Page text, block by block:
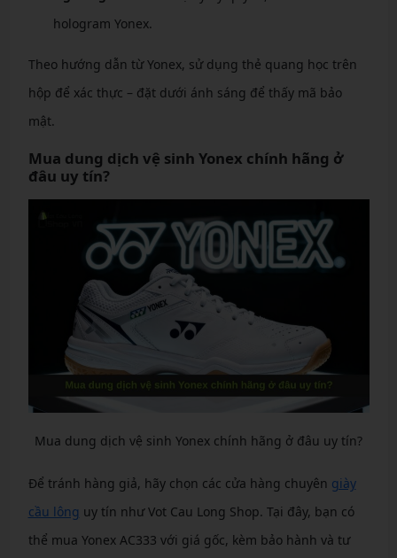
hologram Yonex.
Theo hướng dẫn từ Yonex, sử dụng thẻ quang học trên
hộp để xác thực – đặt dưới ánh sáng để thấy mã bảo
mật.
Mua dung dịch vệ sinh Yonex chính hãng ở
đâu uy tín?
Mua dung dịch vệ sinh Yonex chính hãng ở đâu uy tín?
Để tránh hàng giả, hãy chọn các cửa hàng chuyên giày
cầu lông uy tín như Vot Cau Long Shop. Tại đây, bạn có
thể mua Yonex AC333 với giá gốc, kèm bảo hành và tư